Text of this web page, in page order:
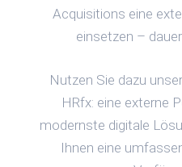
Acquisitions eine
einsetzen –
Nutzen Sie dazu
HRfx: eine externe
modernste digitale
Ihnen eine